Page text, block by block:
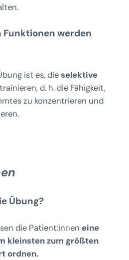
Funktionen werden
ist es, dieselektive
d. h. die Fähigkeit,
zu konzentrieren und
Übung?
die Patient:innen eine
kleinsten zum größten
ordnen.